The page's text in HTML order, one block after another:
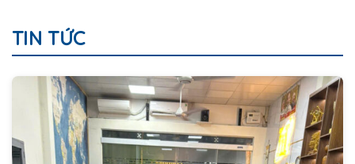
TIN TỨC